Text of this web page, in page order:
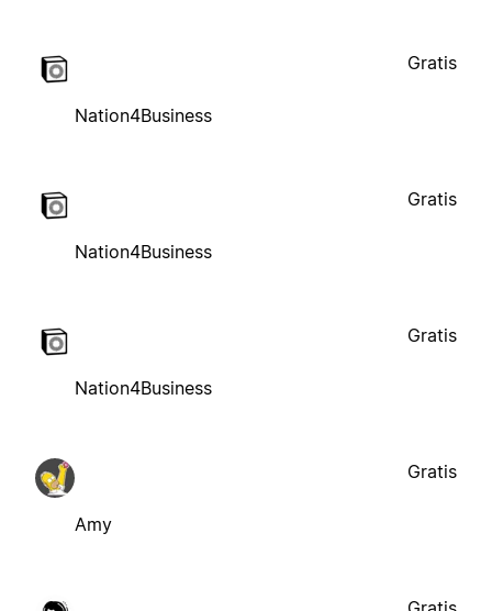
Nation4Business
Gratis
Nation4Business
Gratis
Nation4Business
Gratis
Amy
Gratis